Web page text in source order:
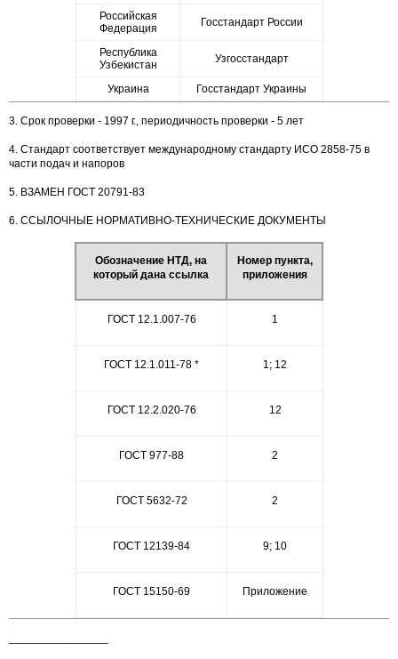
Российская
Федерация
Госстандарт России
Республика
Узбекистан
Узгосстандарт
Украина Госстандарт Украины
3. Срок проверки - 1997 г., периодичность проверки - 5 лет
4. Стандарт соответствует международному стандарту ИСО 2858-75 в
части подач и напоров
5. ВЗАМЕН ГОСТ 20791-83
6. ССЫЛОЧНЫЕ НОРМАТИВНО-ТЕХНИЧЕСКИЕ ДОКУМЕНТЫ
Обозначение НТД, на
который дана ссылка
Номер пункта,
приложения
ГОСТ 12.1.007-76 1
ГОСТ 12.1.011-78 * 1; 12
ГОСТ 12.2.020-76 12
ГОСТ 977-88 2
ГОСТ 5632-72 2
ГОСТ 12139-84 9; 10
ГОСТ 15150-69 Приложение